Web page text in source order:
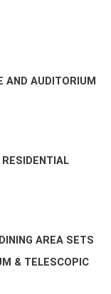
AUDITORIUM
AREA SETS
& TELESCOPIC